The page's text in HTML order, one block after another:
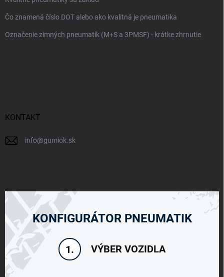
Čo znamená číslo DOT alebo ako kvalitná je pneumatika
Označenie zimných pneumatík (M+S a 3PMSF) - krátke zhrnutie
KONTAKT
info@gumiok.sk
KONFIGURÁTOR PNEUMATIK
1. VÝBER VOZIDLA